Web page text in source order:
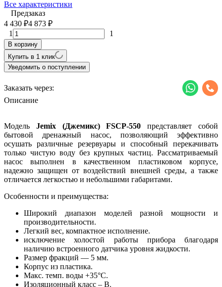
Все характеристики
Предзаказ
4 430 ₽4 873 ₽
1 1
В корзину
Купить в 1 клик
Уведомить о поступлении
Заказать через:
Описание
Модель Jemix (Джемикс) FSCP-550 представляет собой
бытовой дренажный насос, позволяющий эффективно
осушать различные резервуары и способный перекачивать
только чистую воду без крупных частиц. Рассматриваемый
насос выполнен в качественном пластиковом корпусе,
надежно защищен от воздействий внешней среды, а также
отличается легкостью и небольшими габаритами.
Особенности и преимущества:
Широкий диапазон моделей разной мощности и
производительности.
Легкий вес, компактное исполнение.
исключение холостой работы прибора благодаря
наличию встроенного датчика уровня жидкости.
Размер фракций — 5 мм.
Корпус из пластика.
Макс. темп. воды +35°С.
Изоляционный класс – B.